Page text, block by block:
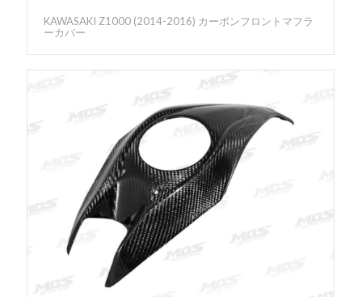
KAWASAKI Z1000 (2014-2016) カーボンフロントマフラ
ーカバー